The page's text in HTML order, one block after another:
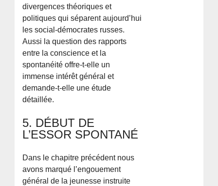
divergences théoriques et
politiques qui séparent aujourd’hui
les social-démocrates russes.
Aussi la question des rapports
entre la conscience et la
spontanéité offre-t-elle un
immense intérêt général et
demande-t-elle une étude
détaillée.
5. DÉBUT DE
L’ESSOR SPONTANÉ
Dans le chapitre précédent nous
avons marqué l’engouement
général de la jeunesse instruite